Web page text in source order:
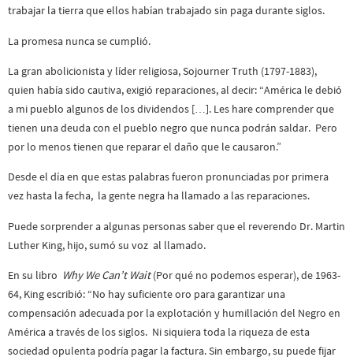
trabajar la tierra que ellos habían trabajado sin paga durante siglos.
La promesa nunca se cumplió.
La gran abolicionista y líder religiosa, Sojourner Truth (1797-1883),
quien había sido cautiva, exigió reparaciones, al decir: “América le debió
a mi pueblo algunos de los dividendos […]. Les hare comprender que
tienen una deuda con el pueblo negro que nunca podrán saldar. Pero
por lo menos tienen que reparar el daño que le causaron.”
Desde el día en que estas palabras fueron pronunciadas por primera
vez hasta la fecha, la gente negra ha llamado a las reparaciones.
Puede sorprender a algunas personas saber que el reverendo Dr. Martin
Luther King, hijo, sumó su voz al llamado.
En su libro Why We Can’t Wait(Por qué no podemos esperar), de 1963-
64, King escribió: “No hay suficiente oro para garantizar una
compensación adecuada por la explotación y humillación del Negro en
América a través de los siglos. Ni siquiera toda la riqueza de esta
sociedad opulenta podría pagar la factura. Sin embargo, su puede fijar